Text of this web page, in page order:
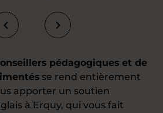
pédagogiques et de
se rend entièrement
apporter un soutien
à Erquy, qui vous fait